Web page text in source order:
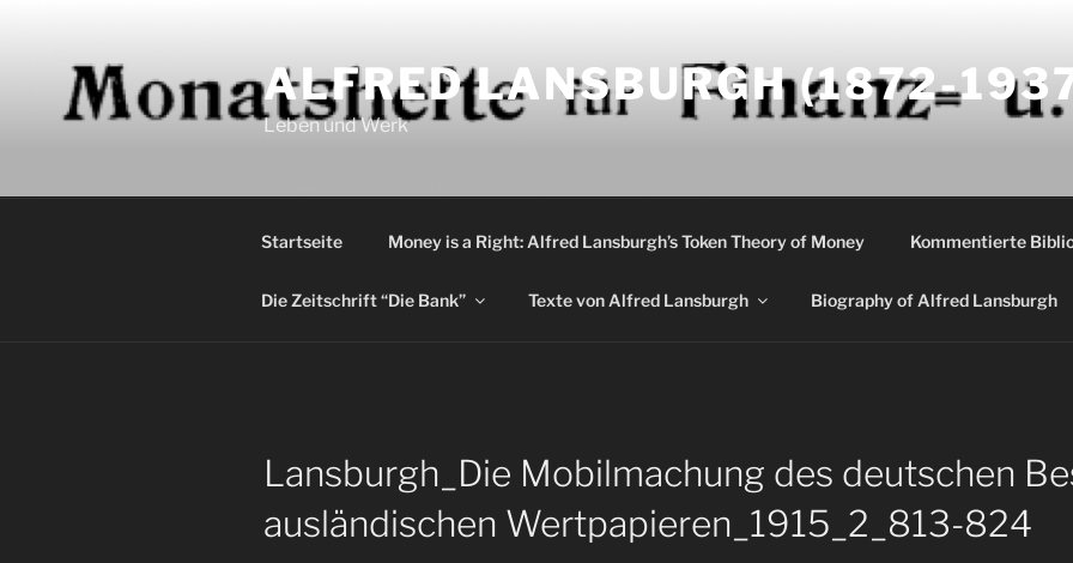
springen
ALFRED LANSBURGH (1872-
Leben und Werk
Startseite Money is a Right: Alfred Lansburgh’s Token Theory of Money Kommentierte
Die Zeitschrift “Die Bank” Texte von Alfred Lansburgh Biography of Alfred Lansburgh
Lansburgh_Die Mobilmachung des deutschen
ausländischen Wertpapieren_1915_2_813-824